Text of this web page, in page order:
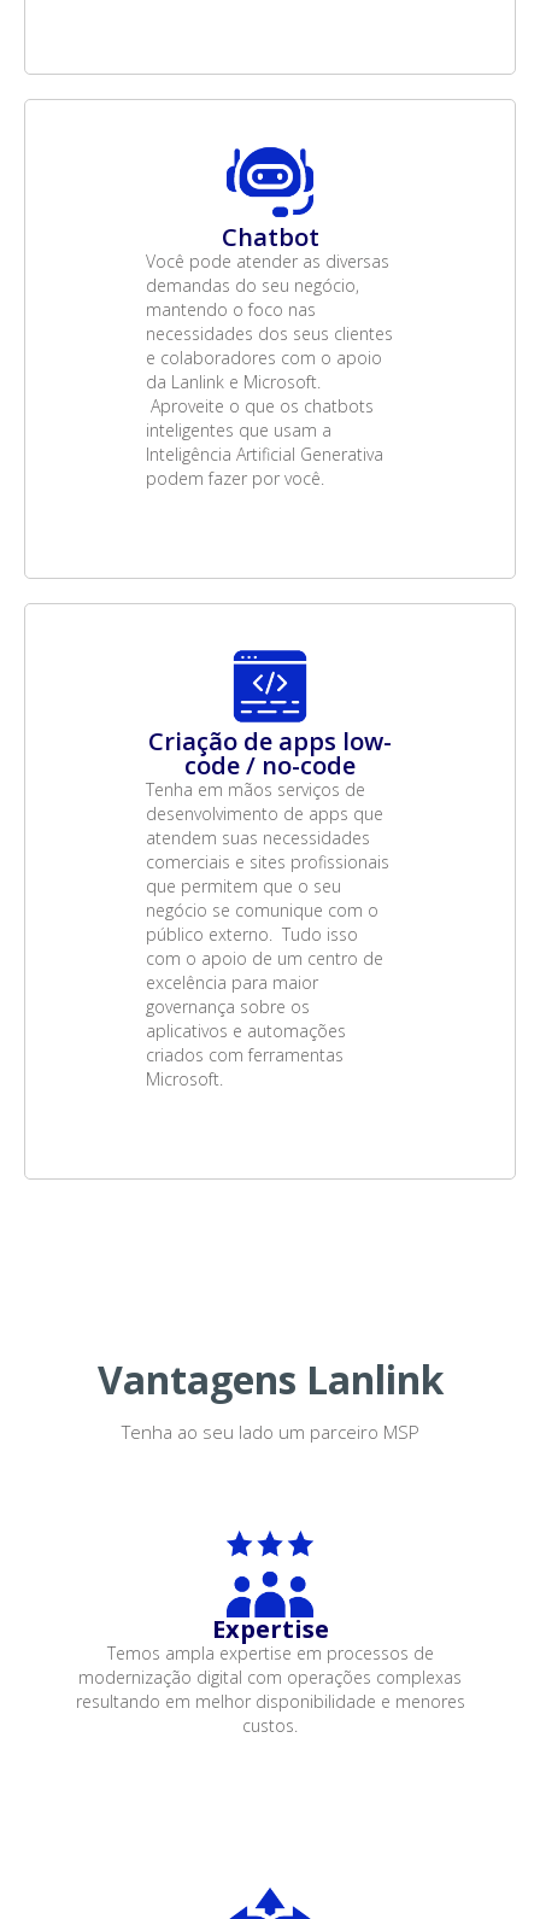
Chatbot
Você pode atender as diversas
demandas do seu negócio,
mantendo o foco nas
necessidades dos seus clientes
e colaboradores com o apoio
da Lanlink e Microsoft.
Aproveite o que os chatbots
inteligentes que usam a
Inteligência Artificial Generativa
podem fazer por você.
Criação de apps low-
code / no-code
Tenha em mãos serviços de
desenvolvimento de apps que
atendem suas necessidades
comerciais e sites profissionais
que permitem que o seu
negócio se comunique com o
público externo. Tudo isso
com o apoio de um centro de
excelência para maior
governança sobre os
aplicativos e automações
criados com ferramentas
Microsoft.
Vantagens Lanlink
Tenha ao seu lado um parceiro MSP
Expertise
Temos ampla expertise em processos de
modernização digital com operações complexas
resultando em melhor disponibilidade e menores
custos.